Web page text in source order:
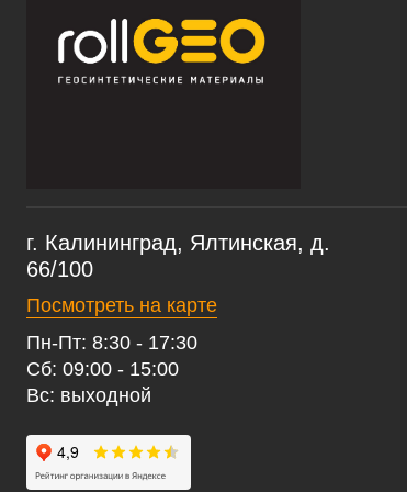
г. Калининград, Ялтинская, д.
66/100
Посмотреть на карте
Пн-Пт: 8:30 - 17:30
Сб: 09:00 - 15:00
Вс: выходной